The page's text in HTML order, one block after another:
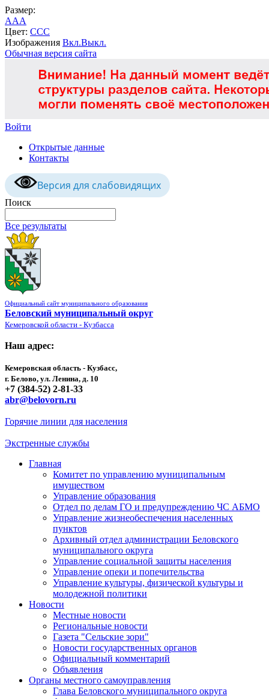
Размер:
AAA
Цвет: CCC
Изображения Вкл.Выкл.
Обычная версия сайта
Войти
Открытые данные
Контакты
Версия для слабовидящих
Поиск
Все результаты
Официальный сайт муниципального образования
Беловский муниципальный округ
Кемеровской области - Кузбасса
Наш адрес:
Кемеровская область - Кузбасс,
г. Белово, ул. Ленина, д. 10
+7 (384-52) 2-81-33
abr@belovorn.ru
Горячие линии для населения
Экстренные службы
Главная
Комитет по управлению муниципальным
имуществом
Управление образования
Отдел по делам ГО и предупреждению ЧС АБМО
Управление жизнеобеспечения населенных
пунктов
Архивный отдел администрации Беловского
муниципального округа
Управление социальной защиты населения
Управление опеки и попечительства
Управление культуры, физической культуры и
молодежной политики
Новости
Местные новости
Региональные новости
Газета "Сельские зори"
Новости государственных органов
Официальный комментарий
Объявления
Органы местного самоуправления
Глава Беловского муниципального округа